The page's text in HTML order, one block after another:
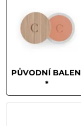
PŮVODNÍ
*